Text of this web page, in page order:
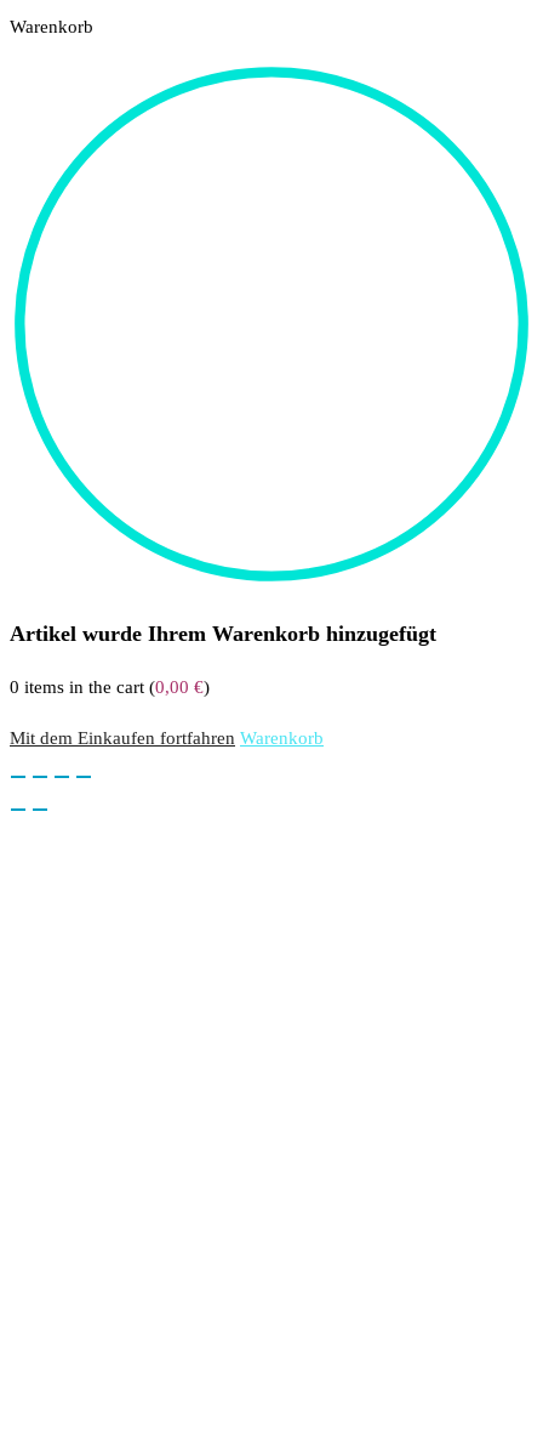
Warenkorb
Artikel wurde Ihrem Warenkorb hinzugefügt
0 items in the cart (0,00 €)
Mit dem Einkaufen fortfahren Warenkorb